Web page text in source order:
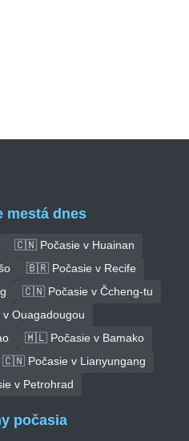
mestá dnes
🇨🇳 Počasie v Huainan
🇧🇷 Počasie v Recife
🇨🇳 Počasie v Čcheng-tu
Ouagadougou
🇲🇱 Počasie v Bamako
🇨🇳 Počasie v Lianyungang
v Petrohrad
počasia